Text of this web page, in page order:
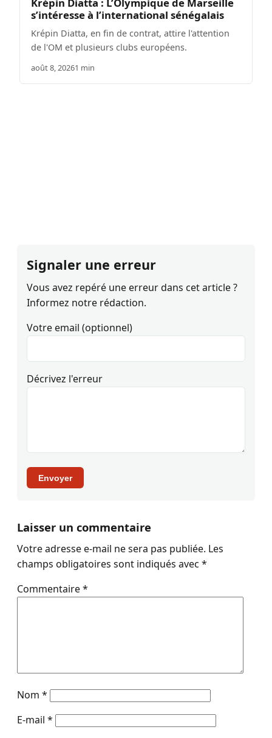
s’intéresse à l’international sénégalais
Krépin Diatta, en fin de contrat, attire l'attention
de l'OM et plusieurs clubs européens.
août 8, 20261 min
Signaler une erreur
Vous avez repéré une erreur dans cet article ?
Informez notre rédaction.
Votre email (optionnel)
Décrivez l'erreur
Envoyer
Laisser un commentaire
Votre adresse e-mail ne sera pas publiée. Les
champs obligatoires sont indiqués avec *
Commentaire*
Nom *
E-mail *